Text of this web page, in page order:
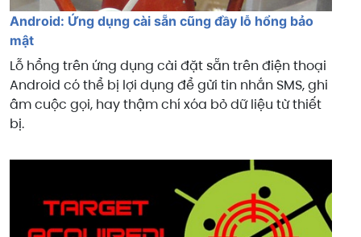
Android: Ứng dụng cài sẵn cũng đầy lỗ hổng bảo
mật
Lỗ hổng trên ứng dụng cài đặt sẵn trên điện thoại
Android có thể bị lợi dụng để gửi tin nhắn SMS, ghi
âm cuộc gọi, hay thậm chí xóa bỏ dữ liệu từ thiết
bị.